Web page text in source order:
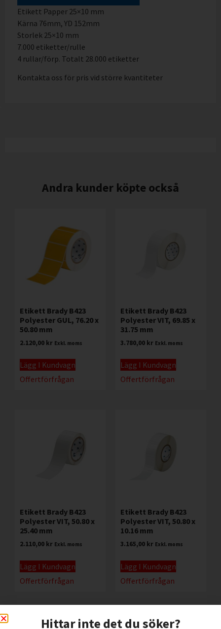
Etikett Papper 25×10 mm
Kärna 76mm, YD 152mm
Storlek 25×10 mm
7.000 etiketter/rulle
4 rullar/förp. Totalt 28.000 etiketter
Kontakta oss för pris vid större kvantiteter
Andra kunder köpte också
Etikett Brady B423
Polyester GUL, 76.20 x
50.80 mm
2.120,00 kr Exkl. moms
Lägg I Kundvagn
Offertförfrågan
Etikett Brady B423
Polyester VIT, 69.85 x
31.75 mm
3.780,00 kr Exkl. moms
Lägg I Kundvagn
Offertförfrågan
Etikett Brady B423
Polyester VIT, 50.80 x
25.40 mm
2.110,00 kr Exkl. moms
Lägg I Kundvagn
Offertförfrågan
Etikett Brady B423
Polyester VIT, 50.80 x
10.16 mm
3.165,00 kr Exkl. moms
Lägg I Kundvagn
Offertförfrågan
Hittar inte det du söker?